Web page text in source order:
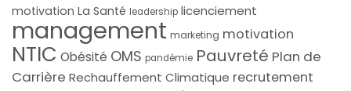
motivation La Santé leadership licenciement
management marketing motivation
NTIC Obésité OMS pandémie Pauvreté Plan de
Carrière Rechauffement Climatique recrutement